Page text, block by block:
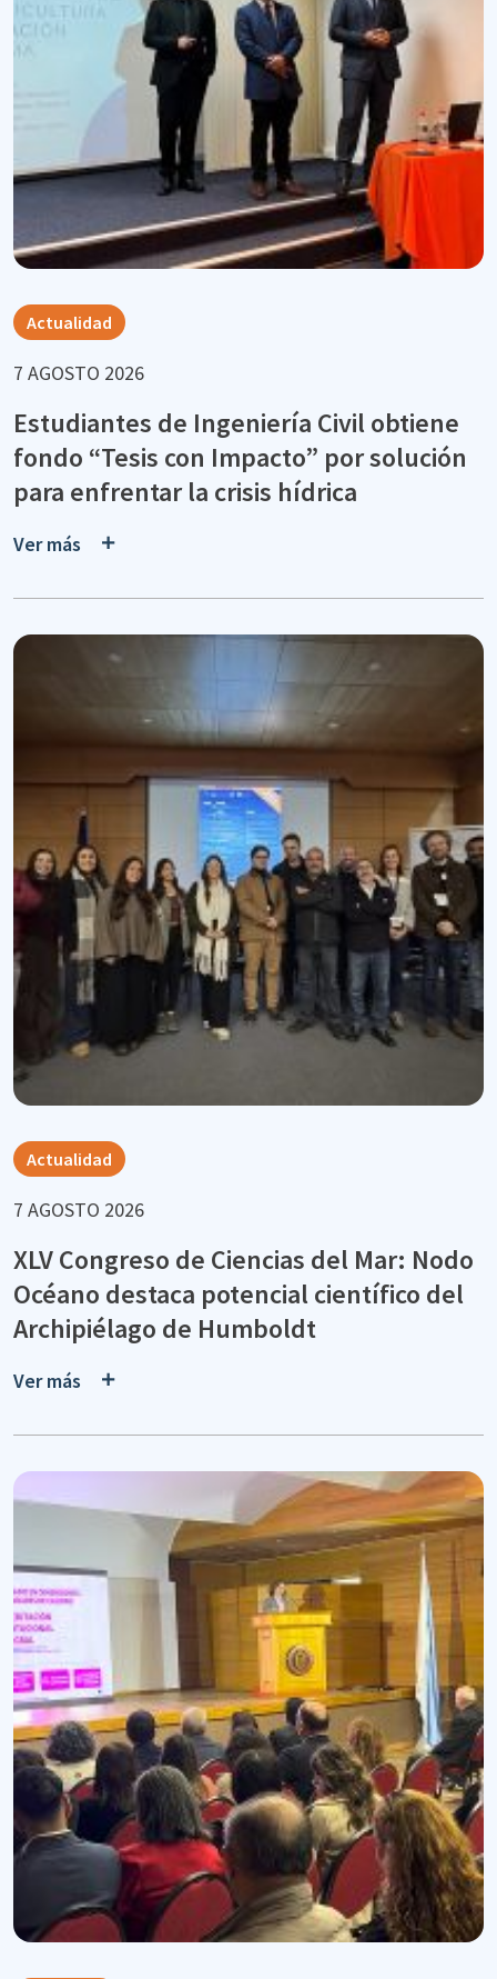
Actualidad
7 AGOSTO 2026
Estudiantes de Ingeniería Civil obtiene
fondo “Tesis con Impacto” por solución
para enfrentar la crisis hídrica
Ver más
Actualidad
7 AGOSTO 2026
XLV Congreso de Ciencias del Mar: Nodo
Océano destaca potencial científico del
Archipiélago de Humboldt
Ver más